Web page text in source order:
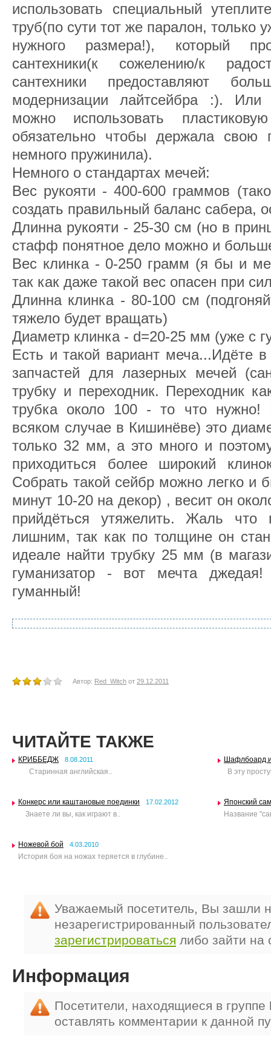
использовать специальный
труб(по сути тот же паралон, только
нужного размера!), который
сантехники(к сожелению/к
сантехники предоставляют
модернизации лайтсейбра :).
можно использовать
обязательно чтобы держала свою
немного пружинила).
Немного о стандартах мечей:
Вес рукояти - 400-600 граммов
создать правильный баланс сабера,
Длинна рукояти - 25-30 см (но в
стафф понятное дело можно и
Вес клинка - 0-250 грамм (я бы и
так как даже такой вес опасен при
Длинна клинка - 80-100 см
тяжело будет вращать)
Диаметр клинка - d=20-25 мм (уже с
Есть и такой вариант меча...Идёте
запчастей для лазерных мечей
трубку и переходник. Переходник
трубка около 100 - то что
всяком случае в Кишинёве) это
только 32 мм, а это много и
приходиться более широкий
Собрать такой сейбр можно легко и
минут 10-20 на декор) , весит он
прийдёться утяжелить. Жаль что
лишним, так как по толщине он
идеале найти трубку 25 мм (в
гуманизатор - вот мечта
гуманный!
Автор: Red_Witch от 29.12.2011
ЧИТАЙТЕ ТАКЖЕ
КРИББЕДЖ 8.08.2011
Старинная английская..
Шафлбоард
В эту
Конкерс или каштановые поединки 17.02.2012
Знаете ли вы, как играют в..
Японский
Название
Ножевой бой 4.03.2010
История боя на ножах теряется в глубине..
Уважаемый посетитель, Вы зашли
незарегистрированный
зарегистрироваться либо зайти на
Информация
Посетители, находящиеся в группе
оставлять комментарии к данной